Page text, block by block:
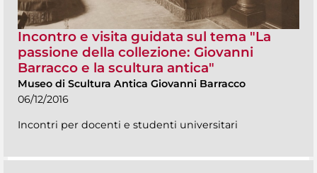
Incontro e visita guidata sul tema "La
passione della collezione: Giovanni
Barracco e la scultura antica"
Museo di Scultura Antica Giovanni Barracco
06/12/2016
Incontri per docenti e studenti universitari